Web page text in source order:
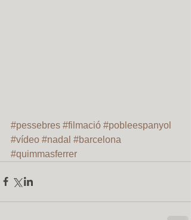
#pessebres #filmació #pobleespanyol
#vídeo #nadal #barcelona
#quimmasferrer